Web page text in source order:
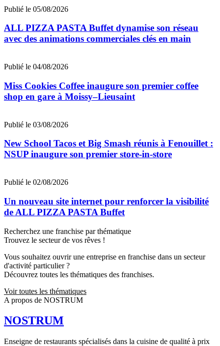
Publié le 05/08/2026
ALL PIZZA PASTA Buffet dynamise son réseau
avec des animations commerciales clés en main
Publié le 04/08/2026
Miss Cookies Coffee inaugure son premier coffee
shop en gare à Moissy–Lieusaint
Publié le 03/08/2026
New School Tacos et Big Smash réunis à Fenouillet :
NSUP inaugure son premier store-in-store
Publié le 02/08/2026
Un nouveau site internet pour renforcer la visibilité
de ALL PIZZA PASTA Buffet
Recherchez une franchise par thématique
Trouvez le secteur de vos rêves !
Vous souhaitez ouvrir une entreprise en franchise dans un secteur
d'activité particulier ?
Découvrez toutes les thématiques des franchises.
Voir toutes les thématiques
A propos de NOSTRUM
NOSTRUM
Enseigne de restaurants spécialisés dans la cuisine de qualité à prix